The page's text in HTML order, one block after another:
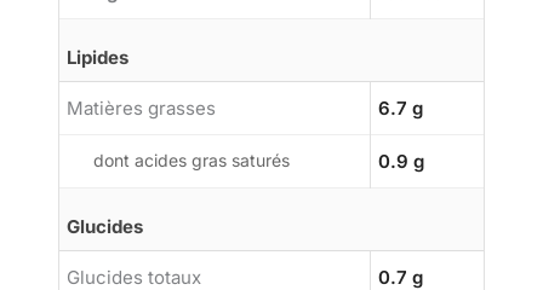
Lipides
Matières grasses 6.7 g
dont acides gras saturés 0.9 g
Glucides
Glucides totaux 0.7 g